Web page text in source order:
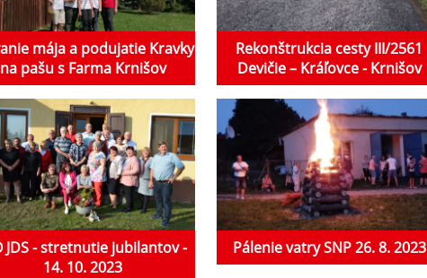
mája a podujatie Kravky
na pašu s Farma Krnišov
Rekonštrukcia cesty III/2561
Devičie – Kráľovce - Krnišov
JDS - stretnutie jubilantov -
14. 10. 2023
Pálenie vatry SNP 26. 8. 2023